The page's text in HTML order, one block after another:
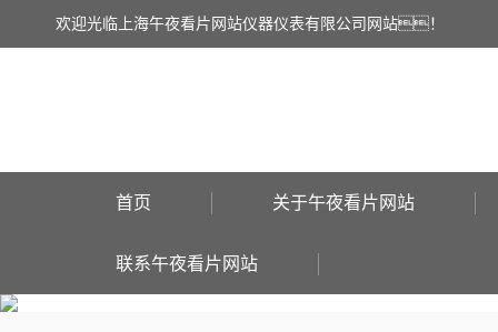
欢迎光临上海午夜看片网站仪器仪表有限公司网站！
首页 关于午夜看片网站
联系午夜看片网站